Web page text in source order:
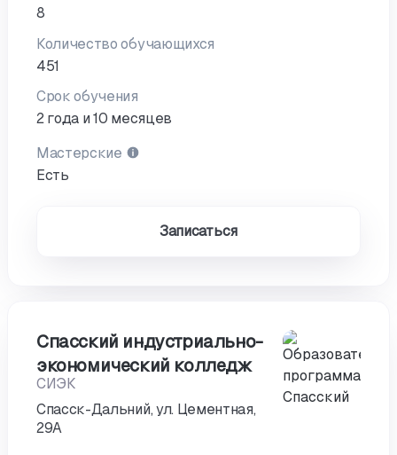
8
Количество обучающихся
451
Срок обучения
2 года и 10 месяцев
Мастерские
Есть
Записаться
Спасский индустриально-
экономический колледж
СИЭК
Спасск-Дальний, ул. Цементная,
29А